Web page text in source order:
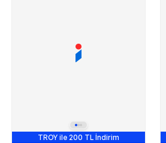
TROY ile 200 TL İndirim